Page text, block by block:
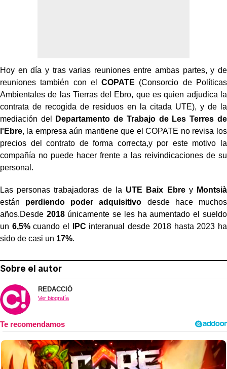
Hoy en día y tras varias reuniones entre ambas partes, y de
reuniones también con elCOPATE (Consorcio de Políticas
Ambientales de las Tierras del Ebro, que es quien adjudica la
contrata de recogida de residuos en la citada UTE), y de la
mediación del
Departamento de Trabajo de Les Terres de
l'Ebre, la empresa aún mantiene que el COPATE no revisa los
precios del contrato de forma correcta,y por este motivo la
compañía no puede hacer frente a las reivindicaciones de su
personal.
Las personas trabajadoras de la UTE Baix Ebrey Montsià
están perdiendo poder adquisitivo desde hace muchos
años.Desde 2018únicamente se les ha aumentado el sueldo
un 6,5%cuando el IPC interanual desde 2018 hasta 2023 ha
sido de casi un 17%.
Sobre el autor
REDACCIÓ
Ver biografía